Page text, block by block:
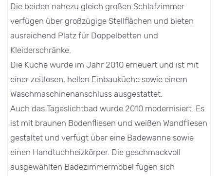
Die beiden nahezu gleich großen Schlafzimmer
verfügen über großzügige Stellflächen und bieten
ausreichend Platz für Doppelbetten und
Kleiderschränke.
Die Küche wurde im Jahr 2010 erneuert und ist mit
einer zeitlosen, hellen Einbauküche sowie einem
Waschmaschinenanschluss ausgestattet.
Auch das Tageslichtbad wurde 2010 modernisiert. Es
ist mit braunen Bodenfliesen und weißen Wandfliesen
gestaltet und verfügt über eine Badewanne sowie
einen Handtuchheizkörper. Die geschmackvoll
ausgewählten Badezimmermöbel fügen sich